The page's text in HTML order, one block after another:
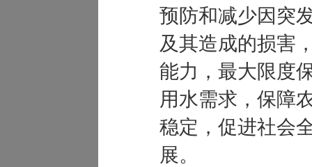
预防和减少因突
及其造成的损害
能力，最大限度
用水需求， 保障
稳定，促进社会
展。